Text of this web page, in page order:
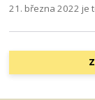
21. března 2022 je